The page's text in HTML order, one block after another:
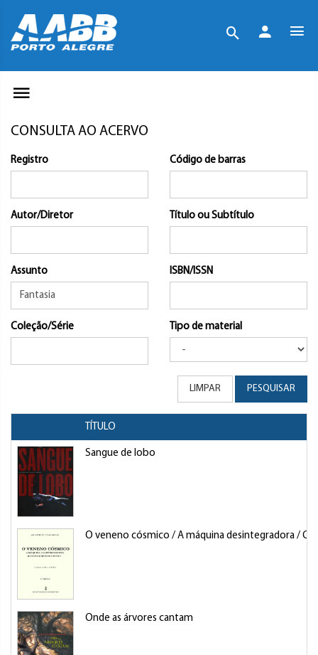
CONSULTA AO ACERVO
Registro Código de barras
Autor/Diretor Título ou Subtítulo
Assunto ISBN/ISSN
Coleção/Série Tipo de material
LIMPAR PESQUISAR
TÍTULO
Sangue de lobo
O veneno cósmico / A máquina desintegradora /
Onde as árvores cantam